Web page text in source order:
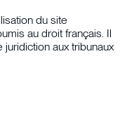
du site
au droit français. Il
aux tribunaux